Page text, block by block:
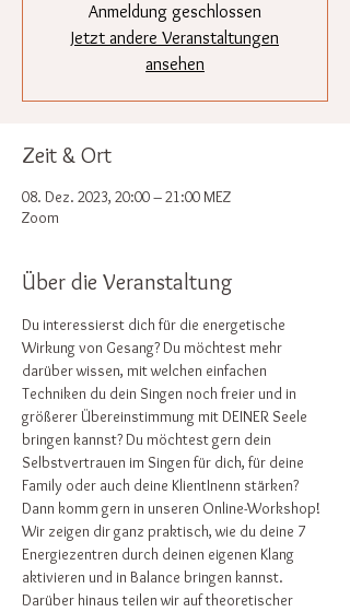
Anmeldung geschlossen
Jetzt andere Veranstaltungen
ansehen
Zeit & Ort
08. Dez. 2023, 20:00 – 21:00 MEZ
Zoom
Über die Veranstaltung
Du interessierst dich für die energetische
Wirkung von Gesang? Du möchtest mehr
darüber wissen, mit welchen einfachen
Techniken du dein Singen noch freier und in
größerer Übereinstimmung mit DEINER Seele
bringen kannst? Du möchtest gern dein
Selbstvertrauen im Singen für dich, für deine
Family oder auch deine KlientInenn stärken?
Dann komm gern in unseren Online-Workshop!
Wir zeigen dir ganz praktisch, wie du deine 7
Energiezentren durch deinen eigenen Klang
aktivieren und in Balance bringen kannst.
Darüber hinaus teilen wir auf theoretischer